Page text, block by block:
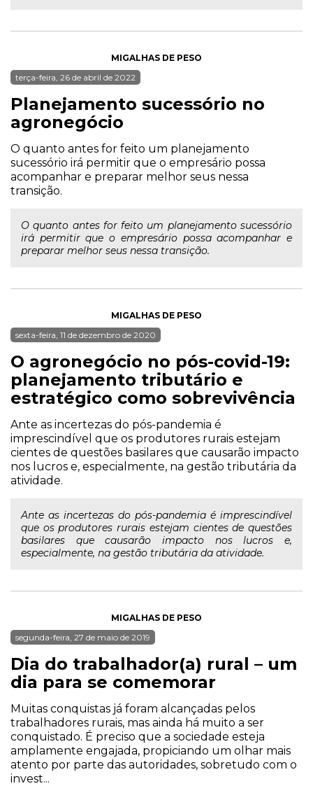
MIGALHAS DE PESO
terça-feira, 26 de abril de 2022
Planejamento sucessório no
agronegócio
O quanto antes for feito um planejamento
sucessório irá permitir que o empresário possa
acompanhar e preparar melhor seus nessa
transição.
O quanto antes for feito um planejamento sucessório
irá permitir que o empresário possa acompanhar e
preparar melhor seus nessa transição.
MIGALHAS DE PESO
sexta-feira, 11 de dezembro de 2020
O agronegócio no pós-covid-19:
planejamento tributário e
estratégico como sobrevivência
Ante as incertezas do pós-pandemia é
imprescindível que os produtores rurais estejam
cientes de questões basilares que causarão impacto
nos lucros e, especialmente, na gestão tributária da
atividade.
Ante as incertezas do pós-pandemia é imprescindível
que os produtores rurais estejam cientes de questões
basilares que causarão impacto nos lucros e,
especialmente, na gestão tributária da atividade.
MIGALHAS DE PESO
segunda-feira, 27 de maio de 2019
Dia do trabalhador(a) rural – um
dia para se comemorar
Muitas conquistas já foram alcançadas pelos
trabalhadores rurais, mas ainda há muito a ser
conquistado. É preciso que a sociedade esteja
amplamente engajada, propiciando um olhar mais
atento por parte das autoridades, sobretudo com o
invest...